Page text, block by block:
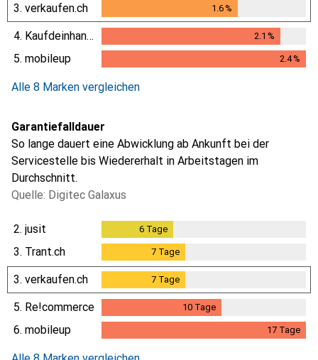
3. verkaufen.ch 1.6%
4. Kaufdeinhandy.ch 2.1 %
2.1%
5. mobileup 2.4%
Alle 8 Marken vergleichen
Garantiefalldauer
So lange dauert eine Abwicklung ab Ankunft bei der
Servicestelle bis Wiedererhalt in Arbeitstagen im
Durchschnitt.
Quelle: Digitec Galaxus
2. jusit 6 Tage
3. Trant.ch 7 Tage
3. verkaufen.ch 7 Tage
5. Re!commerce 10 Tage
6. mobileup 17 Tage